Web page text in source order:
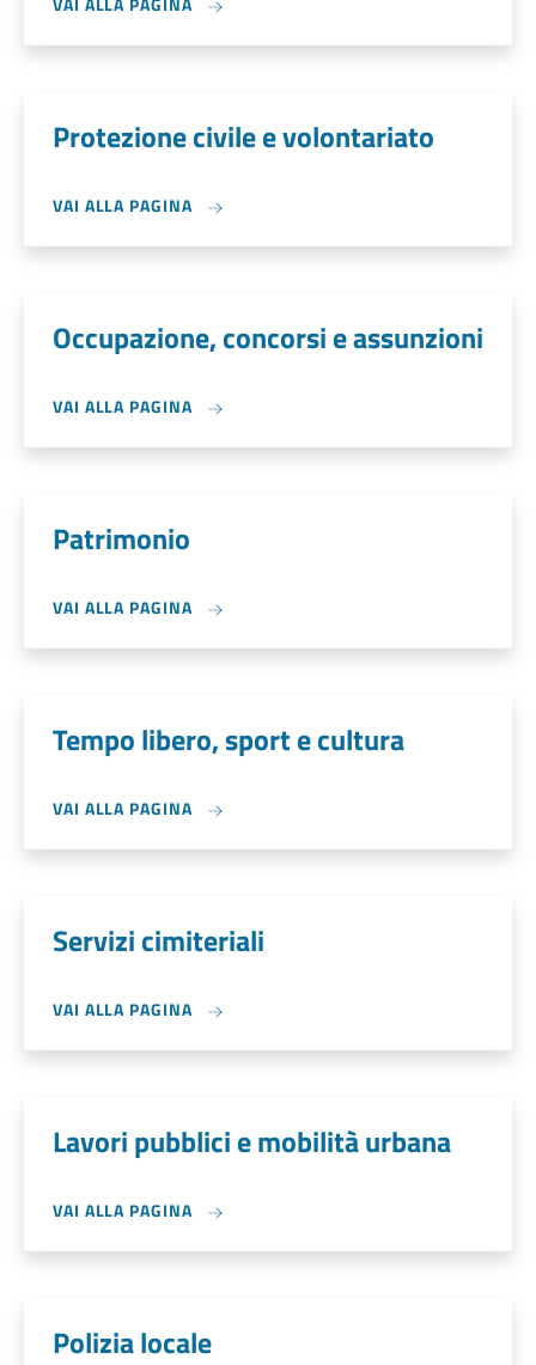
Protezione civile e volontariato
VAI ALLA PAGINA
Occupazione, concorsi e assunzioni
VAI ALLA PAGINA
Patrimonio
VAI ALLA PAGINA
Tempo libero, sport e cultura
VAI ALLA PAGINA
Servizi cimiteriali
VAI ALLA PAGINA
Lavori pubblici e mobilità urbana
VAI ALLA PAGINA
Polizia locale